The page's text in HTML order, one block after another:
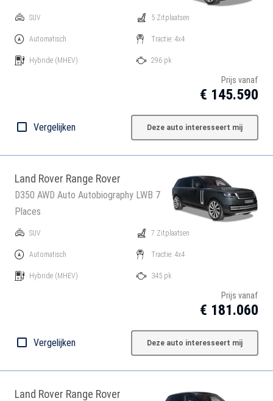
SUV
Automatisch
Hybride (MHEV)
5 Zitplaatsen
Tractie: 4x4
296 pk
Prijs vanaf
€ 145.590
Vergelijken Deze auto interesseert mij
Land Rover Range Rover
D350 AWD Auto Autobiography LWB 7
Places
SUV
Automatisch
Hybride (MHEV)
7 Zitplaatsen
Tractie: 4x4
345 pk
Prijs vanaf
€ 181.060
Vergelijken Deze auto interesseert mij
Land Rover Range Rover